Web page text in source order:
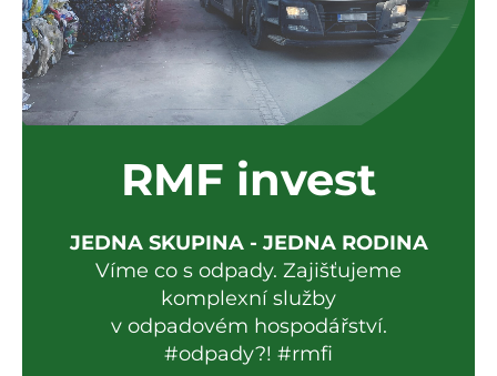
RMF invest
JEDNA SKUPINA - JEDNA RODINA
Víme co s odpady. Zajišťujeme
komplexní služby
v odpadovém hospodářství.
#odpady?! #rmfi